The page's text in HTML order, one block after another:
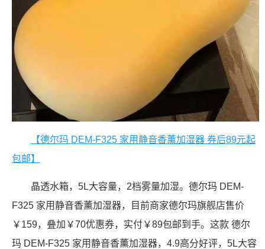
【德尔玛 DEM-F325 家用静音香薰加湿器 券后89元起
包邮】
晶透水箱，5L大容量，2档雾量加湿。德尔玛 DEM-
F325 家用静音香薰加湿器，目前商家德尔玛旗舰店售价
￥159，叠加￥70优惠券，实付￥89包邮到手。这款 德尔
玛 DEM-F325 家用静音香薰加湿器，4.9高分好评，5L大容